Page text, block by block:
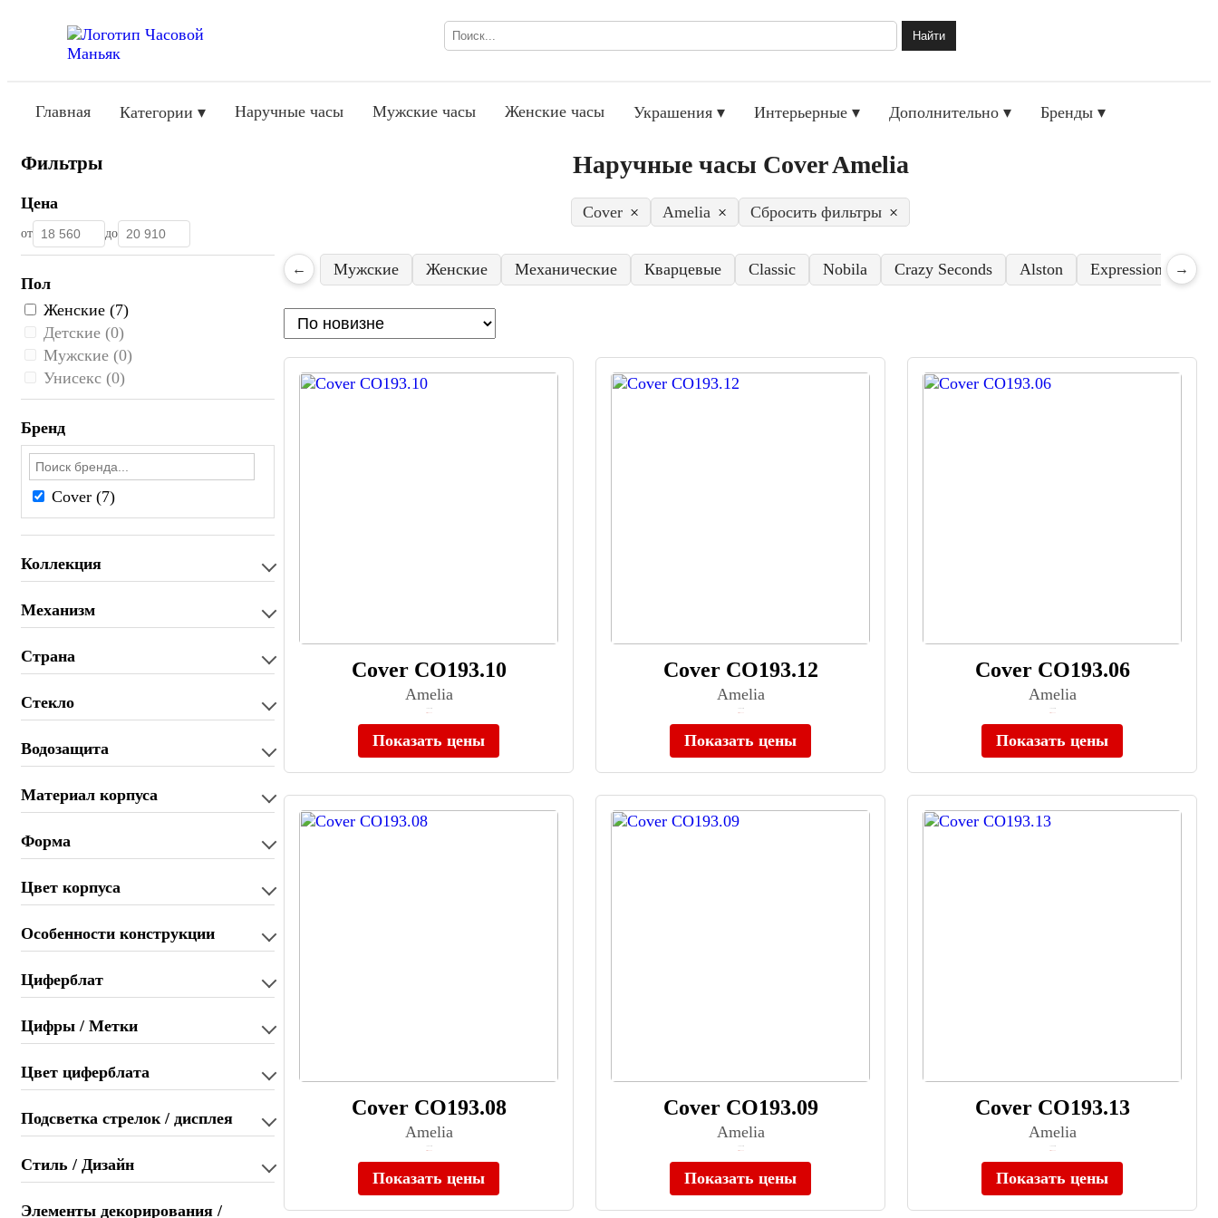
Найти
Главная Категории ▾ Наручные часы Мужские часы Женские часы Украшения ▾ Интерьерные ▾ Дополнительно ▾ Бренды ▾
Фильтры
Цена
от до
Пол
Женские (7)
Детские (0)
Мужские (0)
Унисекс (0)
Бренд
Cover (7)
Коллекция
Механизм
Страна
Стекло
Водозащита
Материал корпуса
Форма
Цвет корпуса
Особенности конструкции
Циферблат
Цифры / Метки
Цвет циферблата
Подсветка стрелок / дисплея
Стиль / Дизайн
Элементы декорирования /
Наручные часы Cover Amelia
Cover × Amelia × Сбросить фильтры ×
← Мужские Женские Механические Кварцевые Classic Nobila Crazy Seconds Alston Expressions →
Cover CO193.10
Amelia
Показать цены
Cover CO193.12
Amelia
Показать цены
Cover CO193.06
Amelia
Показать цены
Cover CO193.08
Amelia
Показать цены
Cover CO193.09
Amelia
Показать цены
Cover CO193.13
Amelia
Показать цены